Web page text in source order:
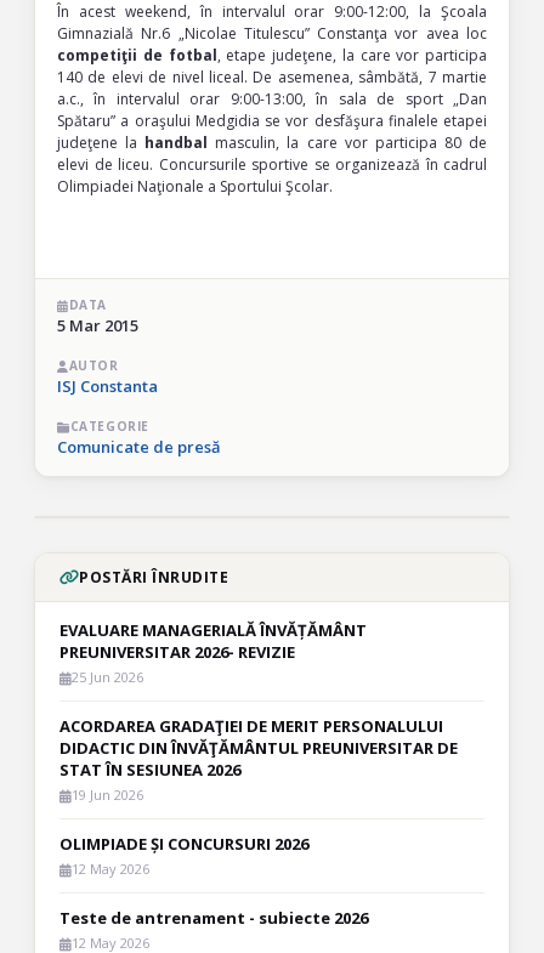
În acest weekend, în intervalul orar 9:00-12:00, la Şcoala
Gimnazială Nr.6 „Nicolae Titulescu” Constanţa vor avea loc
competiţii de fotbal, etape judeţene, la care vor participa
140 de elevi de nivel liceal. De asemenea, sâmbătă, 7 martie
a.c., în intervalul orar 9:00-13:00, în sala de sport „Dan
Spătaru” a oraşului Medgidia se vor desfăşura finalele etapei
judeţene la handbal masculin, la care vor participa 80 de
elevi de liceu. Concursurile sportive se organizează în cadrul
Olimpiadei Naţionale a Sportului Şcolar.
DATA
5 Mar 2015
AUTOR
ISJ Constanta
CATEGORIE
Comunicate de presă
POSTĂRI ÎNRUDITE
EVALUARE MANAGERIALĂ ÎNVĂȚĂMÂNT
PREUNIVERSITAR 2026- REVIZIE
25 Jun 2026
ACORDAREA GRADAŢIEI DE MERIT PERSONALULUI
DIDACTIC DIN ÎNVĂŢĂMÂNTUL PREUNIVERSITAR DE
STAT ÎN SESIUNEA 2026
19 Jun 2026
OLIMPIADE ȘI CONCURSURI 2026
12 May 2026
Teste de antrenament - subiecte 2026
12 May 2026